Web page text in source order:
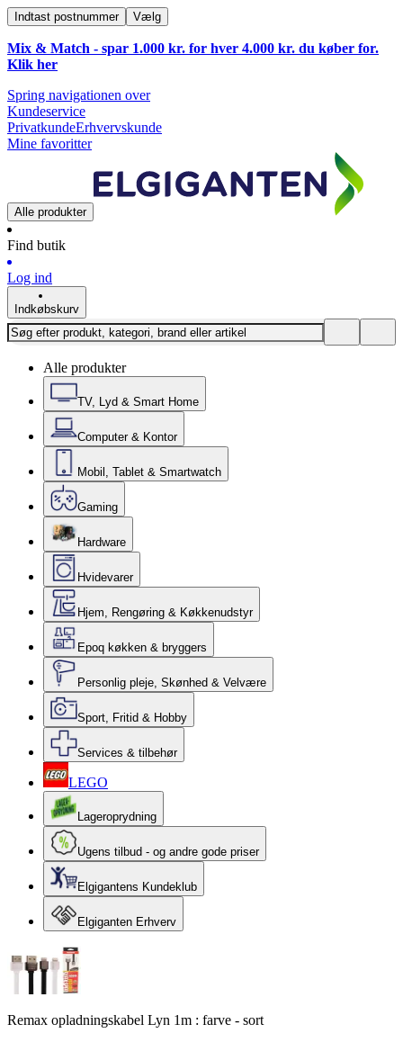
Indtast postnummer Vælg
Mix & Match - spar 1.000 kr. for hver 4.000 kr. du køber for.
Klik her
Spring navigationen over
Kundeservice
PrivatkundeErhvervskunde
Mine favoritter
Alle produkter
Find butik
Log ind
Indkøbskurv
Alle produkter
TV, Lyd & Smart Home
Computer & Kontor
Mobil, Tablet & Smartwatch
Gaming
Hardware
Hvidevarer
Hjem, Rengøring & Køkkenudstyr
Epoq køkken & bryggers
Personlig pleje, Skønhed & Velvære
Sport, Fritid & Hobby
Services & tilbehør
LEGO
Lageroprydning
Ugens tilbud - og andre gode priser
Elgigantens Kundeklub
Elgiganten Erhverv
Remax opladningskabel Lyn 1m : farve - sort